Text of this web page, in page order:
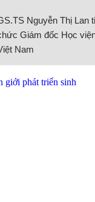
Nguyễn Thị Lan
Giám đốc Học
Nam